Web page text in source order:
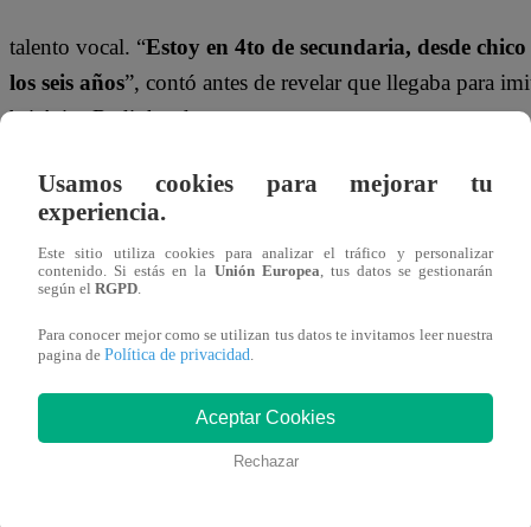
talento vocal. “Estoy en 4to de secundaria, desde
los seis años”, contó antes de revelar que llegaba para
británica Radiohead.
Tras su presentación,Ricardo Moránle dijo: “ Cantas
que no”. Sin embargo,
Jely Reátegui también le dio su voto de confianza,
episodios deYo Soy.
¡No te olvides de unirte a nuestro
Usamos cookies para mejorar tu
experiencia.
Este sitio utiliza cookies para analizar el tráfico y personalizar
contenido. Si estás en la Unión Europea, tus datos se gestionarán
según el RGPD.
Para conocer mejor como se utilizan tus datos te invitamos leer nuestra
pagina de Política de privacidad.
Aceptar Cookies
Rechazar